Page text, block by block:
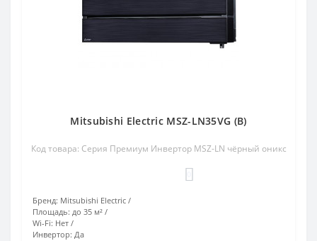
Mitsubishi Electric MSZ-LN35VG (B)
Код товара: Серия Премиум Инвертор MSZ-LN чёрный оникс
Бренд: Mitsubishi Electric
Площадь: до 35 м²
Wi-Fi: Нет
Инвертор: Да